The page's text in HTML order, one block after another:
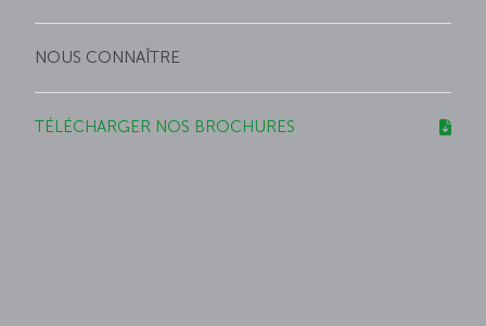
NOUS CONNAÎTRE
TÉLÉCHARGER NOS BROCHURES